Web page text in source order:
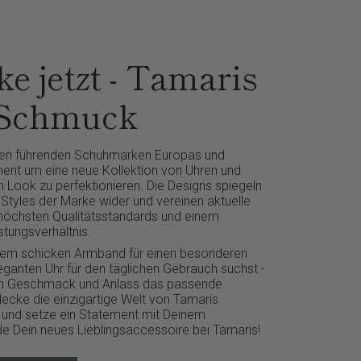
jetzt - Tamaris
führenden Schuhmarken Europas und
um eine neue Kollektion von Uhren und
Look zu perfektionieren. Die Designs spiegeln
der Marke wider und vereinen aktuelle
Qualitätsstandards und einem
schicken Armband für einen besonderen
Uhr für den täglichen Gebrauch suchst -
Geschmack und Anlass das passende
die einzigartige Welt von Tamaris
setze ein Statement mit Deinem
Dein neues Lieblingsaccessoire bei Tamaris!